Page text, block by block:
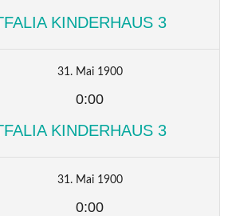
KINDERHAUS 3
31. Mai 1900
0:00
KINDERHAUS 3
31. Mai 1900
0:00